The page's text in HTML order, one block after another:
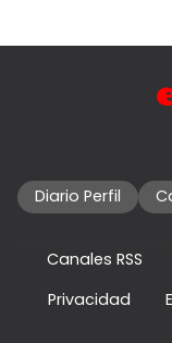
Diario Perfil
Canales RSS
Privacidad